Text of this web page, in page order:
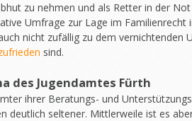
zu nehmen und als Retter in der
Umfrage zur Lage im
nicht zufällig zu dem vernichtenden
sind.
des Jugendamtes Fürth
ihrer Beratungs- und
deutlich seltener. Mittlerweile ist es